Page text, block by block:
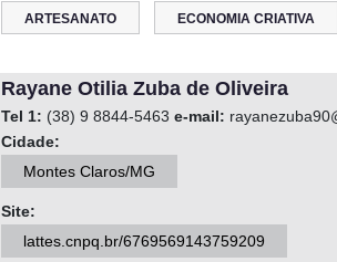
ARTESANATO
ECONOMIA CRIATIVA
Rayane Otilia Zuba de Oliveira
Tel 1: (38) 9 8844-5463 e-mail:
Cidade:
Montes Claros/MG
Site:
lattes.cnpq.br/6769569143759209